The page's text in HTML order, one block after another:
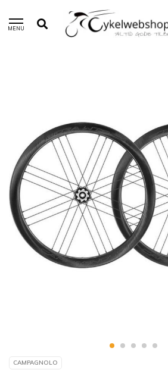
MENU
Fri fragt over
Campagnolo Bora WTO 45
CAMPAGNOLO